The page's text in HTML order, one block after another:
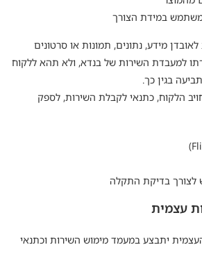
משתמש במידת הצורך
לאובדן מידע, נתונים, תמונות או סרטונים
למעבדת השירות של בנדא, ולא תהא ללקוח
בגין כך.
הלקוח, כתנאי לקבלת השירות, לספק
לצורך בדיקת התקלה
יתבצע במעמד מימוש השירות וכתנאי